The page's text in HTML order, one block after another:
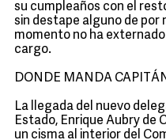
su cumpleaños con el
sin destape alguno de por
momento no ha
cargo.
DONDE MANDA
La llegada del nuevo
Estado, Enrique Aubry de
un cisma al interior del